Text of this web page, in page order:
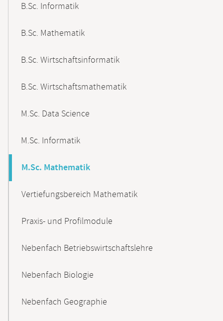
B.Sc. Informatik
B.Sc. Mathematik
B.Sc. Wirtschaftsinformatik
B.Sc. Wirtschaftsmathematik
M.Sc. Data Science
M.Sc. Informatik
M.Sc. Mathematik
Vertiefungsbereich Mathematik
Praxis- und Profilmodule
Nebenfach Betriebswirtschaftslehre
Nebenfach Biologie
Nebenfach Geographie